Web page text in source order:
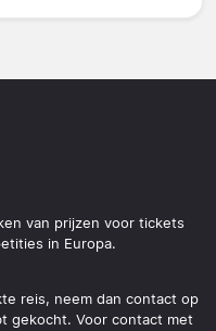
van prijzen voor tickets
in Europa.
reis, neem dan contact op
gekocht. Voor contact met